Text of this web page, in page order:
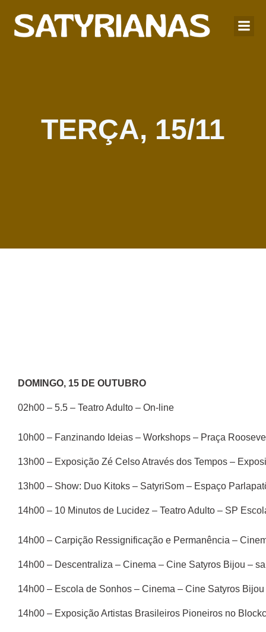
TERÇA, 15/11
DOMINGO, 15 DE OUTUBRO
02h00 – 5.5 – Teatro Adulto – On-line
10h00 – Fanzinando Ideias – Workshops – Praça
13h00 – Exposição Zé Celso Através dos Tempos –
13h00 – Show: Duo Kitoks – SatyriSom – Espaço
14h00 – 10 Minutos de Lucidez – Teatro Adulto – SP
14h00 – Carpição Ressignificação e Permanência –
14h00 – Descentraliza – Cinema – Cine Satyros Bijou –
14h00 – Escola de Sonhos – Cinema – Cine Satyros
14h00 – Exposição Artistas Brasileiros Pioneiros no